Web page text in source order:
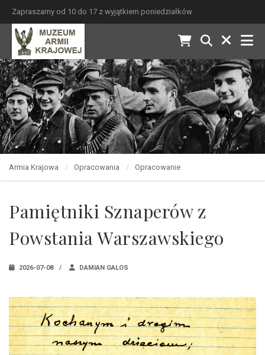
Zapraszamy od 10 do 17 z wyjątkiem poniedziałków
Armia Krajowa Opracowania Opracowanie
Pamiętniki Sznaperów z
Powstania Warszawskiego
2026-07-08 DAMIAN GALOS